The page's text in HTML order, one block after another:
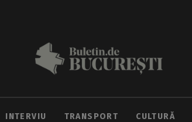
INTERVIU TRANSPORT CULTURĂ